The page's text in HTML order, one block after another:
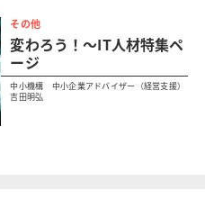
その他
変わろう！～IT人材特集ペ
ージ
中小機構 中小企業アドバイザー（経営支援）
吉田明弘